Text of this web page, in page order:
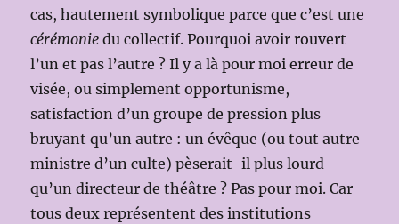
cas, hautement symbolique parce que c’est une
cérémonie du collectif. Pourquoi avoir rouvert
l’un et pas l’autre ? Il y a là pour moi erreur de
visée, ou simplement opportunisme,
satisfaction d’un groupe de pression plus
bruyant qu’un autre : un évêque (ou tout autre
ministre d’un culte) pèserait-il plus lourd
qu’un directeur de théâtre ? Pas pour moi. Car
tous deux représentent des institutions